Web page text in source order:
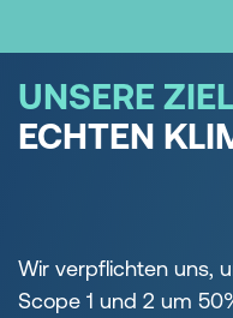
UNSERE
ECHTEN
Wir verpflichten uns,
Scope 1 und 2 um